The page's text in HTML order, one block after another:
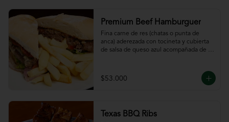
Premium Beef Hamburguer
Fina carne de res (chatas o punta de
anca) aderezada con tocineta y cubierta
de salsa de queso azul acompañada de
$53.000
Texas BBQ Ribs